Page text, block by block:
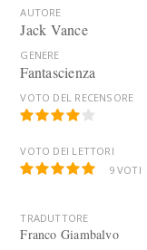
AUTORE
Jack Vance
GENERE
Fantascienza
VOTO DEL RECENSORE
VOTO DEI LETTORI
9VOTI
TRADUTTORE
Franco Giambalvo